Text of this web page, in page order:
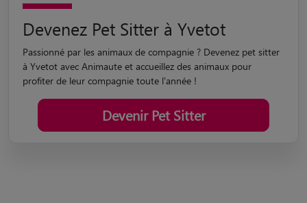
Devenez Pet Sitter à Yvetot
Passionné par les animaux de compagnie ? Devenez pet sitter
à Yvetot avec Animaute et accueillez des animaux pour
profiter de leur compagnie toute l'année !
Devenir Pet Sitter